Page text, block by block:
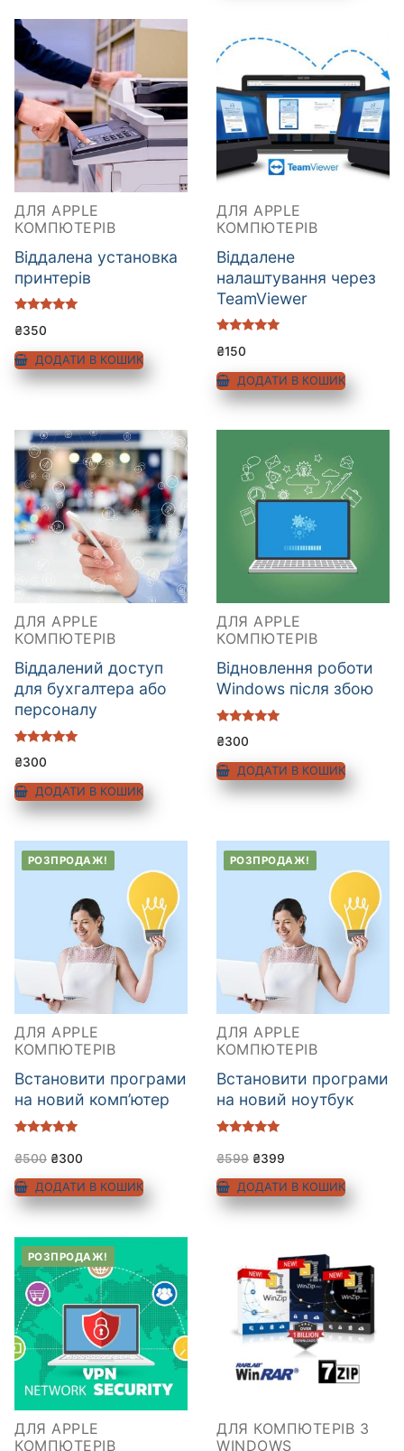
ДЛЯ APPLE
КОМПЮТЕРІВ
Віддалена установка
принтерів
5.00
₴350
ДОДАТИ В КОШИК
ДЛЯ APPLE
КОМПЮТЕРІВ
Віддалене
налаштування через
TeamViewer
5.00
₴150
ДОДАТИ В КОШИК
ДЛЯ APPLE
КОМПЮТЕРІВ
Віддалений доступ
для бухгалтера або
персоналу
5.00
₴300
ДОДАТИ В КОШИК
ДЛЯ APPLE
КОМПЮТЕРІВ
Відновлення роботи
Windows після збою
5.00
₴300
ДОДАТИ В КОШИК
РОЗПРОДАЖ!
ДЛЯ APPLE
КОМПЮТЕРІВ
Встановити програми
на новий комп’ютер
5.00
₴500 ₴300
ДОДАТИ В КОШИК
РОЗПРОДАЖ!
ДЛЯ APPLE
КОМПЮТЕРІВ
Встановити програми
на новий ноутбук
5.00
₴599 ₴399
ДОДАТИ В КОШИК
РОЗПРОДАЖ!
ДЛЯ APPLE
КОМПЮТЕРІВ
ДЛЯ КОМПЮТЕРІВ З
WINDOWS